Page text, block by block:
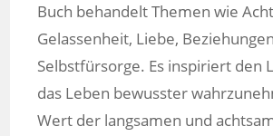
Buch behandelt Themen wie
Gelassenheit, Liebe,
Selbstfürsorge. Es inspiriert den
das Leben bewusster
Wert der langsamen und